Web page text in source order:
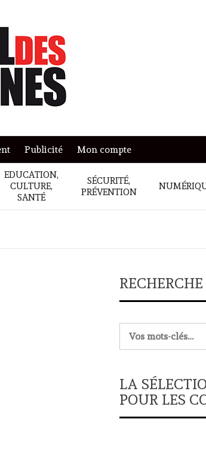
Publicité Mon compte
EDUCATION,
CULTURE,
SANTÉ
SÉCURITÉ,
PRÉVENTION
RECHERCHE
LA
POUR LES